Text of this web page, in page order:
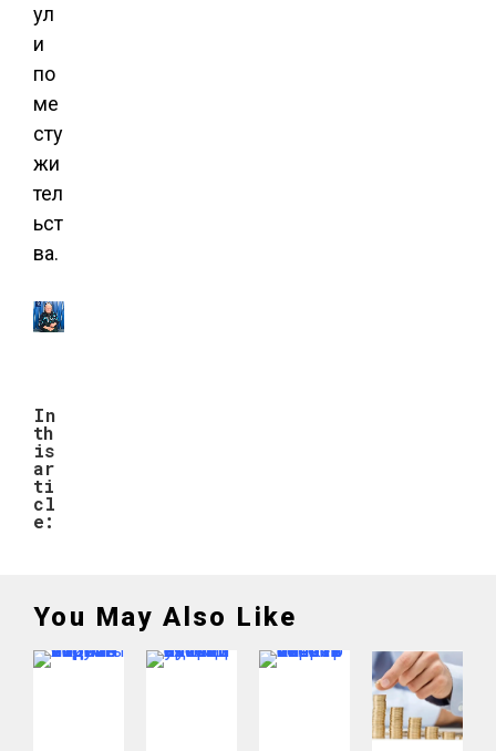
ул
и
по
ме
сту
жи
тел
ьст
ва.
In
th
is
ar
ti
cl
e:
You May Also Like